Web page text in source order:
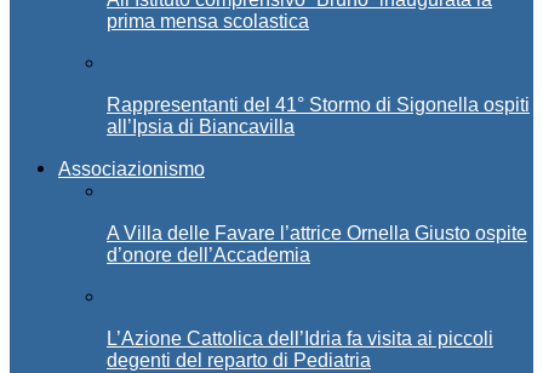
prima mensa scolastica
Rappresentanti del 41° Stormo di Sigonella ospiti
all’Ipsia di Biancavilla
Associazionismo
A Villa delle Favare l’attrice Ornella Giusto ospite
d’onore dell’Accademia
L’Azione Cattolica dell’Idria fa visita ai piccoli
degenti del reparto di Pediatria